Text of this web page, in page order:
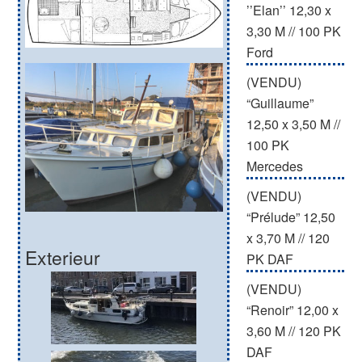
Exterieur
’’Elan’’ 12,30 x
3,30 M // 100 PK
Ford
(VENDU)
“Guillaume”
12,50 x 3,50 M //
100 PK
Mercedes
(VENDU)
“Prélude” 12,50
x 3,70 M // 120
PK DAF
(VENDU)
“Renoir” 12,00 x
3,60 M // 120 PK
DAF